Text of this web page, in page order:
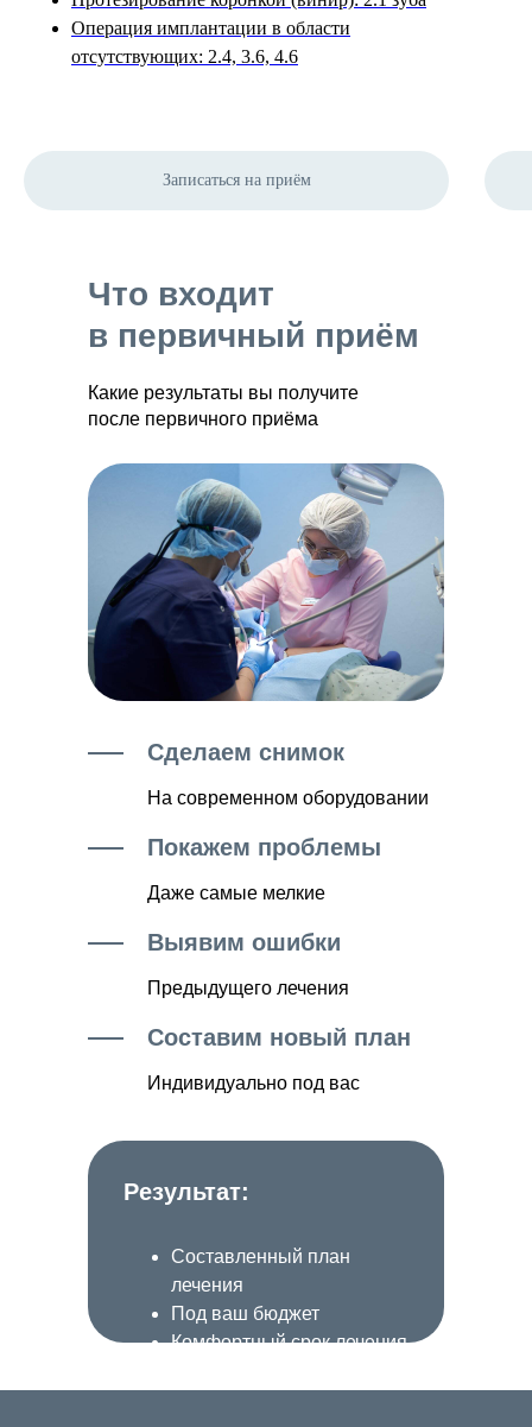
Операция имплантации в области
отсутствующих: 2.4, 3.6, 4.6
Записаться на приём
Что входит
в первичный приём
Какие результаты вы получите
после первичного приёма
Сделаем снимок
На современном оборудовании
Покажем проблемы
Даже самые мелкие
Выявим ошибки
Предыдущего лечения
Составим новый план
Индивидуально под вас
Результат:
Составленный план
лечения
Под ваш бюджет
Комфортный срок лечения